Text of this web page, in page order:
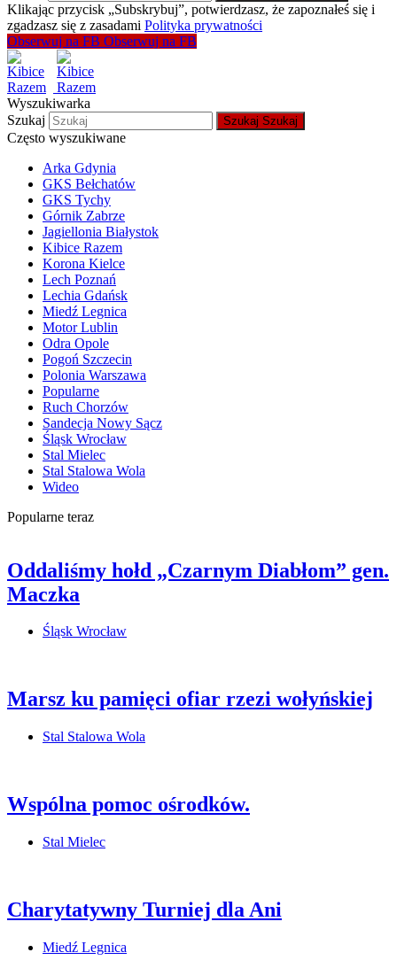
Klikając przycisk „Subskrybuj”, potwierdzasz, że zapoznałeś się i
zgadzasz się z zasadami Polityka prywatności
Obserwuj na FB Obserwuj na FB
Wyszukiwarka
Szukaj
Szukaj Szukaj
Często wyszukiwane
Arka Gdynia
GKS Bełchatów
GKS Tychy
Górnik Zabrze
Jagiellonia Białystok
Kibice Razem
Korona Kielce
Lech Poznań
Lechia Gdańsk
Miedź Legnica
Motor Lublin
Odra Opole
Pogoń Szczecin
Polonia Warszawa
Popularne
Ruch Chorzów
Sandecja Nowy Sącz
Śląsk Wrocław
Stal Mielec
Stal Stalowa Wola
Wideo
Popularne teraz
Oddaliśmy hołd „Czarnym Diabłom” gen.
Maczka
Śląsk Wrocław
Marsz ku pamięci ofiar rzezi wołyńskiej
Stal Stalowa Wola
Wspólna pomoc ośrodków.
Stal Mielec
Charytatywny Turniej dla Ani
Miedź Legnica